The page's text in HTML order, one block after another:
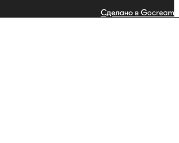
Сделано в Gocream